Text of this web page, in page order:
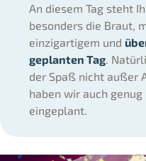
An diesem Tag steht
besonders die Braut,
einzigartigem und
geplanten Tag.
der Spaß nicht außer
haben wir auch
eingeplant.